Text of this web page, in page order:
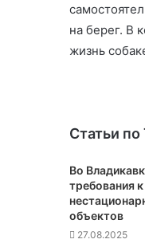
на берег. В
жизнь
Статьи
Во
требования
объектов
27.08.2025